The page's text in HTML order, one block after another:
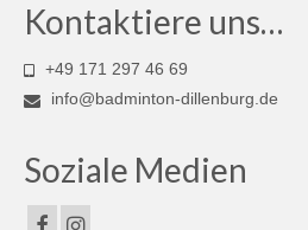
Hessen
Kontaktiere uns…
+49 171 297 46 69
info@badminton-dillenburg.de
Soziale Medien